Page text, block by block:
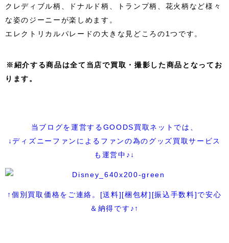
クレディブル柄、ドナルド柄、トランプ柄、花火柄など様々
な姿のジーニーが楽しめます。
エレクトリカルパレードの大きな見どころの1つです。
※紹介する商品は全て当店で買取・撮影した商品となってお
ります。
当ブログを運営するGOODS買取ネットでは、
↓ディズニーファンによるファンの為のグッズ買取サービス
も運営中♪↓
↑個別買取価格をご連絡。[送料][梱包材][振込手数料]で安心
＆納得です♪↑